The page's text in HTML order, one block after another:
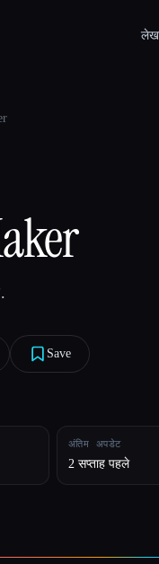
Save
अंतिम अपडेट
2 सप्ताह पहले